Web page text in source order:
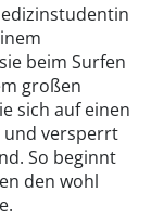
beim Surfen
großen
sich auf einen
und versperrt
So beginnt
den wohl